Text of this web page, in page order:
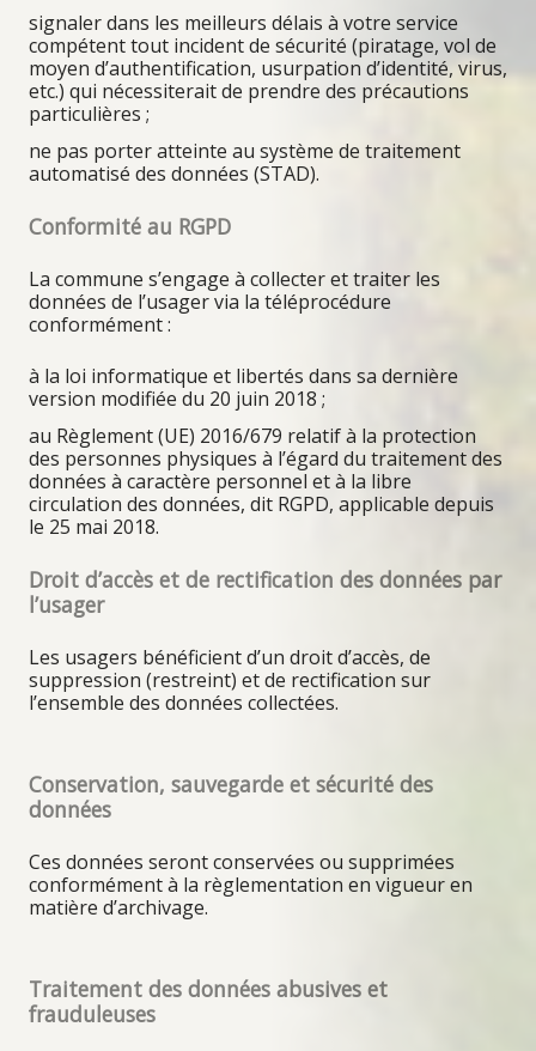
signaler dans les meilleurs délais à votre service
compétent tout incident de sécurité (piratage, vol de
moyen d’authentification, usurpation d’identité, virus,
etc.) qui nécessiterait de prendre des précautions
particulières ;
ne pas porter atteinte au système de traitement
automatisé des données (STAD).
Conformité au RGPD
La commune s’engage à collecter et traiter les
données de l’usager via la téléprocédure
conformément :
à la loi informatique et libertés dans sa dernière
version modifiée du 20 juin 2018 ;
au Règlement (UE) 2016/679 relatif à la protection
des personnes physiques à l’égard du traitement des
données à caractère personnel et à la libre
circulation des données, dit RGPD, applicable depuis
le 25 mai 2018.
Droit d’accès et de rectification des données par
l’usager
Les usagers bénéficient d’un droit d’accès, de
suppression (restreint) et de rectification sur
l’ensemble des données collectées.
Conservation, sauvegarde et sécurité des
données
Ces données seront conservées ou supprimées
conformément à la règlementation en vigueur en
matière d’archivage.
Traitement des données abusives et
frauduleuses